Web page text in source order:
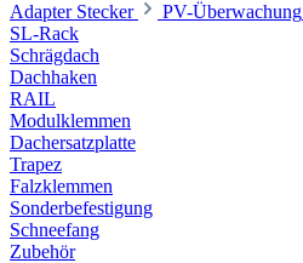
Adapter Stecker
PV-Überwachung
SL-Rack
Schrägdach
Dachhaken
RAIL
Modulklemmen
Dachersatzplatte
Trapez
Falzklemmen
Sonderbefestigung
Schneefang
Zubehör